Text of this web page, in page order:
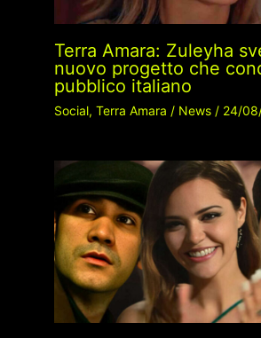
Terra Amara: Zuleyha
nuovo progetto che
pubblico italiano
Social, Terra Amara / News/ 24/